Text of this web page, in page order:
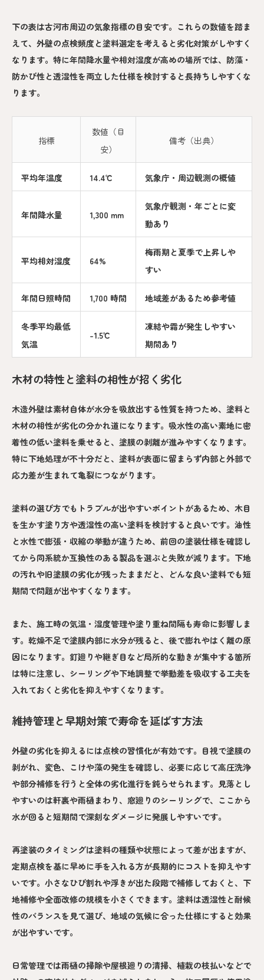
下の表は古河市周辺の気象指標の目安です。これらの数値を踏ま
えて、外壁の点検頻度と塗料選定を考えると劣化対策がしやすく
なります。特に年間降水量や相対湿度が高めの場所では、防藻・
防かび性と透湿性を両立した仕様を検討すると長持ちしやすくな
ります。
指標
数値（目
安）
備考（出典）
平均年温度 14.4℃ 気象庁・周辺観測の概値
年間降水量 1,300 mm
気象庁観測・年ごとに変
動あり
平均相対湿度 64%
梅雨期と夏季で上昇しや
すい
年間日照時間 1,700 時間 地域差があるため参考値
冬季平均最低
気温
-1.5℃
凍結や霜が発生しやすい
期間あり
木材の特性と塗料の相性が招く劣化
木造外壁は素材自体が水分を吸放出する性質を持つため、塗料と
木材の相性が劣化の分かれ道になります。吸水性の高い素地に密
着性の低い塗料を乗せると、塗膜の剥離が進みやすくなります。
特に下地処理が不十分だと、塗料が表面に留まらず内部と外部で
応力差が生まれて亀裂につながります。
塗料の選び方でもトラブルが出やすいポイントがあるため、木目
を生かす塗り方や透湿性の高い塗料を検討すると良いです。油性
と水性で膨張・収縮の挙動が違うため、前回の塗装仕様を確認し
てから同系統か互換性のある製品を選ぶと失敗が減ります。下地
の汚れや旧塗膜の劣化が残ったままだと、どんな良い塗料でも短
期間で問題が出やすくなります。
また、施工時の気温・湿度管理や塗り重ね間隔も寿命に影響しま
す。乾燥不足で塗膜内部に水分が残ると、後で膨れやはく離の原
因になります。釘廻りや継ぎ目など局所的な動きが集中する箇所
は特に注意し、シーリングや下地調整で挙動差を吸収する工夫を
入れておくと劣化を抑えやすくなります。
維持管理と早期対策で寿命を延ばす方法
外壁の劣化を抑えるには点検の習慣化が有効です。目視で塗膜の
剥がれ、変色、こけや藻の発生を確認し、必要に応じて高圧洗浄
や部分補修を行うと全体の劣化進行を鈍らせられます。見落とし
やすいのは軒裏や雨樋まわり、窓廻りのシーリングで、ここから
水が回ると短期間で深刻なダメージに発展しやすいです。
再塗装のタイミングは塗料の種類や状態によって差が出ますが、
定期点検を基に早めに手を入れる方が長期的にコストを抑えやす
いです。小さなひび割れや浮きが出た段階で補修しておくと、下
地補修や全面改修の規模を小さくできます。塗料は透湿性と耐候
性のバランスを見て選び、地域の気候に合った仕様にすると効果
が出やすいです。
日常管理では雨樋の掃除や屋根廻りの清掃、植栽の枝払いなどで